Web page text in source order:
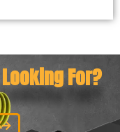
For?